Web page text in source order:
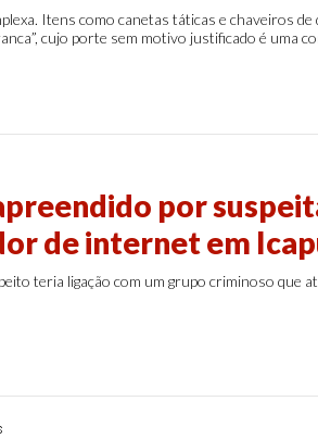
Itens como canetas táticas e chaveiros de
cujo porte sem motivo justificado é uma
por
de internet em
teria ligação com um grupo criminoso que